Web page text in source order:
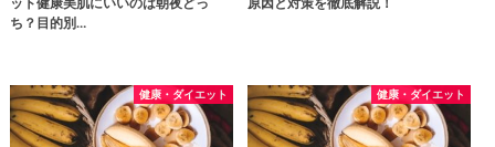
ち？目的別…
健康・ダイエット 健康・ダイエット